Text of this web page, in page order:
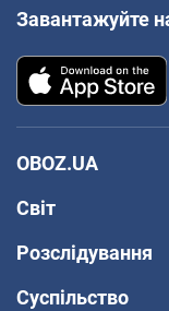
Завантажуйте
OBOZ.UA
Світ
Розслідування
Суспільство